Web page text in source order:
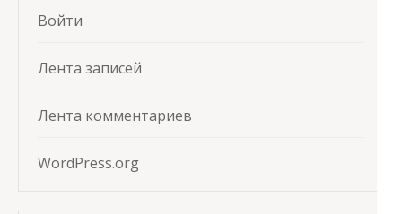
Войти
Лента записей
Лента комментариев
WordPress.org